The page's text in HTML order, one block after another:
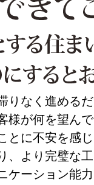
りなく進めるだ
様が何を望んで
とに不安を感じ
、より完璧な工
ケーション能力